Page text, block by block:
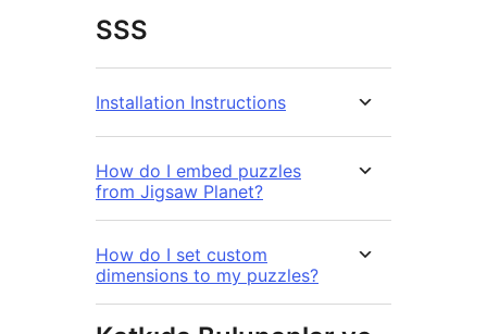
SSS
Installation Instructions
How do I embed puzzles
from Jigsaw Planet?
How do I set custom
dimensions to my puzzles?